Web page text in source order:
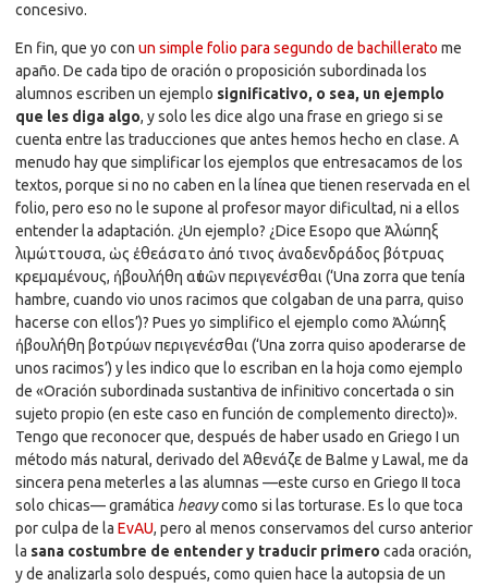
concesivo.
En fin, que yo con un simple folio para segundo de bachillerato me
apaño. De cada tipo de oración o proposición subordinada los
alumnos escriben un ejemplo significativo, o sea, un ejemplo
que les diga algo, y solo les dice algo una frase en griego si se
cuenta entre las traducciones que antes hemos hecho en clase. A
menudo hay que simplificar los ejemplos que entresacamos de los
textos, porque si no no caben en la línea que tienen reservada en el
folio, pero eso no le supone al profesor mayor dificultad, ni a ellos
entender la adaptación. ¿Un ejemplo? ¿Dice Esopo que Ἀλώπηξ
λιμώττουσα, ὡς ἐθεάσατο ἀπό τινος ἀναδενδράδος βότρυας
κρεμαμένους, ἠβουλήθη αὐτῶν περιγενέσθαι (‘Una zorra que tenía
hambre, cuando vio unos racimos que colgaban de una parra, quiso
hacerse con ellos’)? Pues yo simplifico el ejemplo como Ἀλώπηξ
ἠβουλήθη βοτρύων περιγενέσθαι (‘Una zorra quiso apoderarse de
unos racimos’) y les indico que lo escriban en la hoja como ejemplo
de «Oración subordinada sustantiva de infinitivo concertada o sin
sujeto propio (en este caso en función de complemento directo)».
Tengo que reconocer que, después de haber usado en Griego I un
método más natural, derivado del Ἀθενάζε de Balme y Lawal, me da
sincera pena meterles a las alumnas —este curso en Griego II toca
solo chicas— gramática heavycomo si las torturase. Es lo que toca
por culpa de la EvAU, pero al menos conservamos del curso anterior
la sana costumbre de entender y traducir primero cada oración,
y de analizarla solo después, como quien hace la autopsia de un